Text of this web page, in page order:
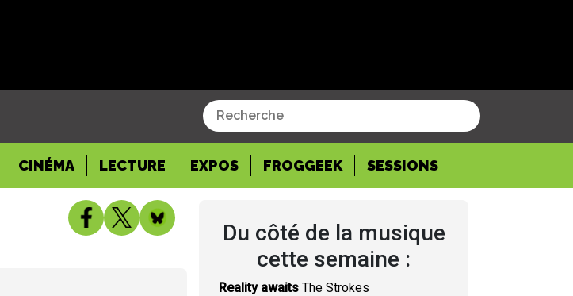
CINÉMA LECTURE EXPOS FROGGEEK SESSIONS
Du côté de la musique
cette semaine :
Reality awaits The Strokes